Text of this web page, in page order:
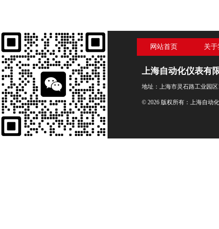
网站首页 关
上海自动化仪表有
地址：上海市灵石路工业园区
© 2026 版权所有：上海自动